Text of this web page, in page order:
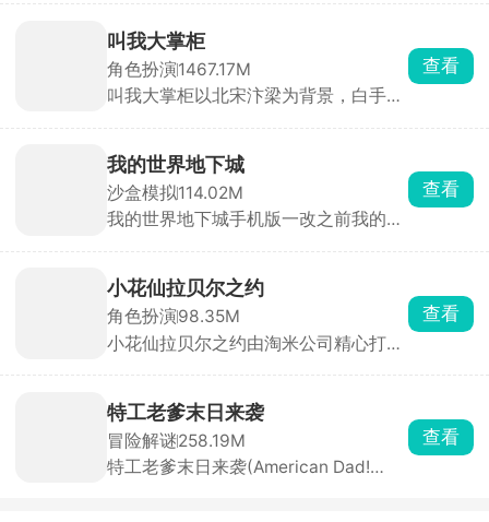
用精致的二次元卡通画风，打造出沉浸
式奇幻体验。玩家可自由收集数百位特
色角色，通过策略搭配组建专属梦幻阵
容，体验深度养成乐趣。丰富的主线剧
叫我大掌柜
角色扮演1467.17M
叫我大掌柜以北宋汴梁为背景，白手起
的商业巨头。从最基础的钱庄、包子铺
开始，逐步解锁医馆、客栈、当铺、书
局、香店、镖局等几十种店铺，最终称
霸商界。
查看
我的世界地下城
沙盒模拟114.02M
我的世界地下城手机版一改之前我的世
此版本中都能遇见，还有许多熟悉的场
景都会逐一登场。游戏内的地图都是随
机生成的，冒险也充满了随机性，对抗
各种各样的怪物，收集足够的资源，探
查看
小花仙拉贝尔之约
角色扮演98.35M
小花仙拉贝尔之约由淘米公司精心打
式二次元的唯美画风，营造出出色质
感，带你沉浸闲适世界。它完美移植小
花仙内容玩法，以花仙世界为背景，融
合种植、剧情、换装等丰富元素。
查看
特工老爹末日来袭
冒险解谜258.19M
特工老爹末日来袭(American Dad!
查看